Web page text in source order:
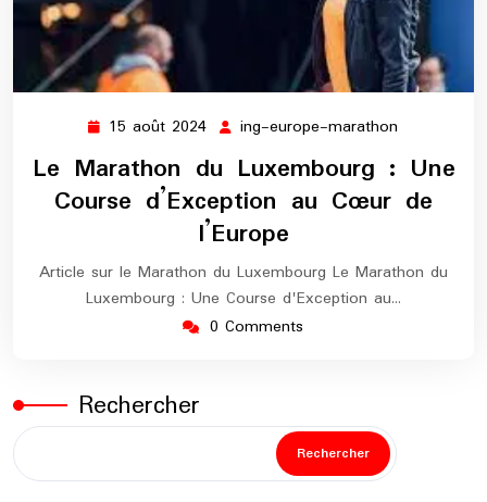
15 août 2024 15
août
2024
ing-europe-marathon
europe-
marathon
Le Marathon du Luxembourg : Une
Course d’Exception au Cœur de
l’Europe
Article sur le Marathon du Luxembourg Le Marathon du
Luxembourg : Une Course d'Exception au…
0 Comments
Rechercher
Rechercher